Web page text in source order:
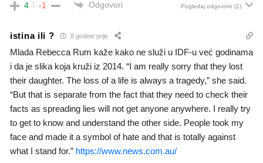
4 -1 Odgovori Pogledaj odgovore (1)
istina ili ? 8 godine prije
Mlada Rebecca Rum kaže kako ne služi u IDF-u već godinama
i da je slika koja kruži iz 2014. “I am really sorry that they lost
their daughter. The loss of a life is always a tragedy,” she said.
“But that is separate from the fact that they need to check their
facts as spreading lies will not get anyone anywhere. I really try
to get to know and understand the other side. People took my
face and made it a symbol of hate and that is totally against
what I stand for.” https://www.news.com.au/